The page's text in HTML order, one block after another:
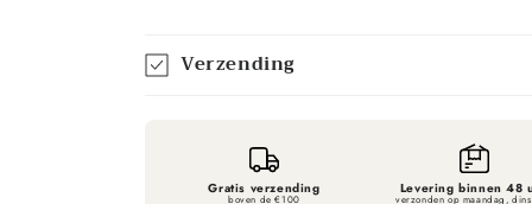
Verzending
Gratis verzending
boven de €100
Levering binnen 48
verzonden op maandag,